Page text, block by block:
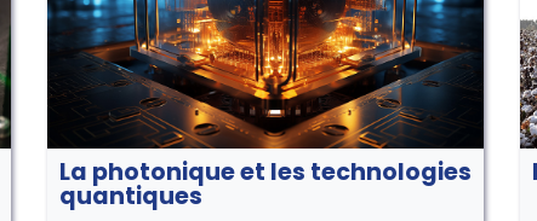
La photonique et les technologies
quantiques